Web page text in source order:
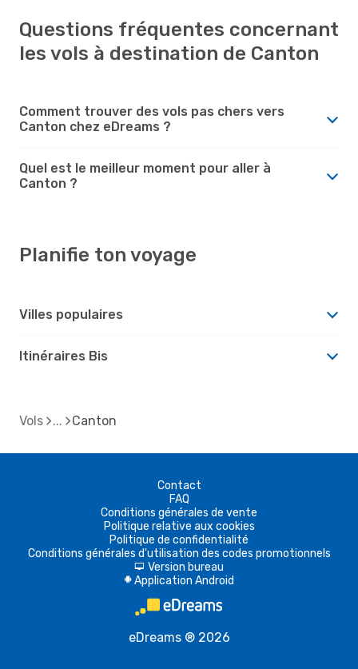
Questions fréquentes concernant
les vols à destination de Canton
Comment trouver des vols pas chers vers
Canton chez eDreams ?
Quel est le meilleur moment pour aller à
Canton ?
Planifie ton voyage
Villes populaires
Itinéraires Bis
Vols Canton
Contact
FAQ
Conditions générales de vente
Politique relative aux cookies
Politique de confidentialité
Conditions générales d'utilisation des codes promotionnels
d Version bureau
A Application Android
eDreams ® 2026